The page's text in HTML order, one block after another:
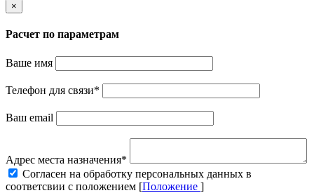
×
Расчет по параметрам
Ваше имя
Телефон для связи*
Ваш email
Адрес места назначения*
Cогласен на обработку персональных данных в
соответсвии с положением [Положение ]